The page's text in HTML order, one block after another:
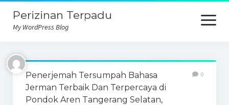
Perizinan Terpadu
My WordPress Blog
open
menu
Penerjemah Tersumpah Bahasa
Jerman Terbaik Dan Terpercaya di
Pondok Aren Tangerang Selatan,
0